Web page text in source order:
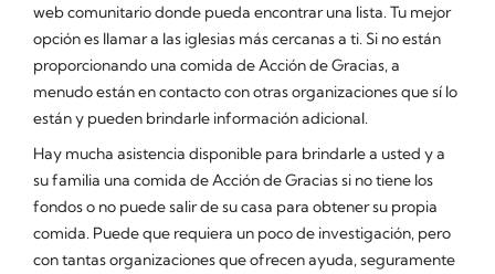
web comunitario donde pueda encontrar una lista. Tu mejor
opción es llamar a las iglesias más cercanas a ti. Si no están
proporcionando una comida de Acción de Gracias, a
menudo están en contacto con otras organizaciones que sí lo
están y pueden brindarle información adicional.
Hay mucha asistencia disponible para brindarle a usted y a
su familia una comida de Acción de Gracias si no tiene los
fondos o no puede salir de su casa para obtener su propia
comida. Puede que requiera un poco de investigación, pero
con tantas organizaciones que ofrecen ayuda, seguramente